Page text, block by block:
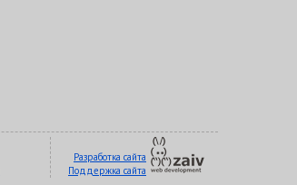
Разработка сайта
Поддержка сайта